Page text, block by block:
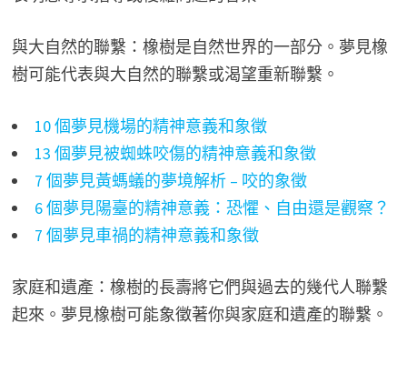
與大自然的聯繫：橡樹是自然世界的一部分。夢見橡
樹可能代表與大自然的聯繫或渴望重新聯繫。
10 個夢見機場的精神意義和象徵
13 個夢見被蜘蛛咬傷的精神意義和象徵
7 個夢見黃螞蟻的夢境解析 – 咬的象徵
6 個夢見陽臺的精神意義：恐懼、自由還是觀察？
7 個夢見車禍的精神意義和象徵
家庭和遺產：橡樹的長壽將它們與過去的幾代人聯繫
起來。夢見橡樹可能象徵著你與家庭和遺產的聯繫。